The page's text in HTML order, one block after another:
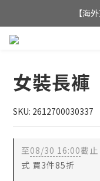
全店滿
【海
女裝長褲
SKU: 2612700030337
至08/30 16:00截止
式 買3件85折